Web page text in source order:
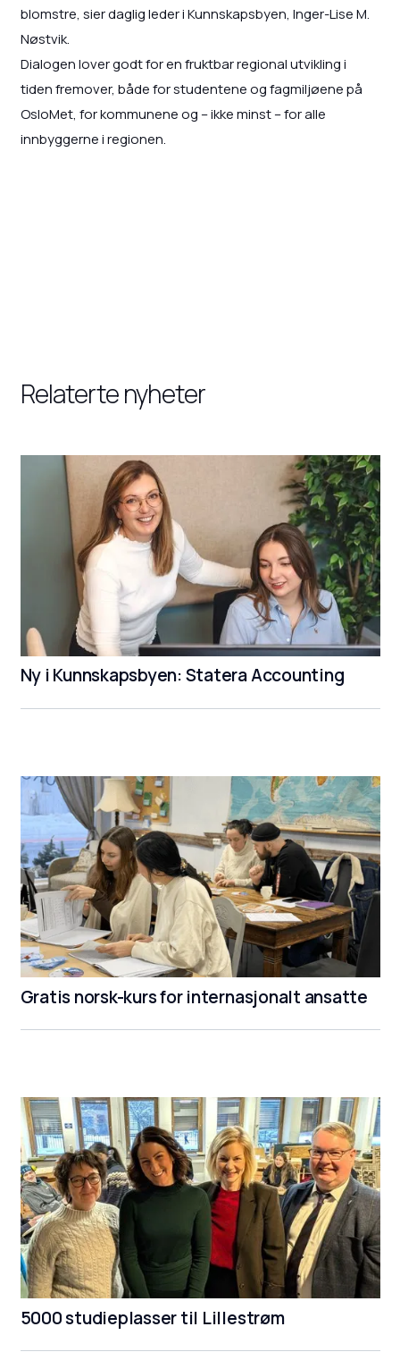
blomstre, sier daglig leder i Kunnskapsbyen, Inger-Lise M.
Nøstvik.
Dialogen lover godt for en fruktbar regional utvikling i
tiden fremover, både for studentene og fagmiljøene på
OsloMet, for kommunene og – ikke minst – for alle
innbyggerne i regionen.
Relaterte nyheter
Ny i Kunnskapsbyen: Statera Accounting
Gratis norsk-kurs for internasjonalt ansatte
5000 studieplasser til Lillestrøm